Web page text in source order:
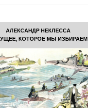
АЛЕКСАНДР НЕКЛЕССА
КОТОРОЕ МЫ ИЗБИРАЕМ